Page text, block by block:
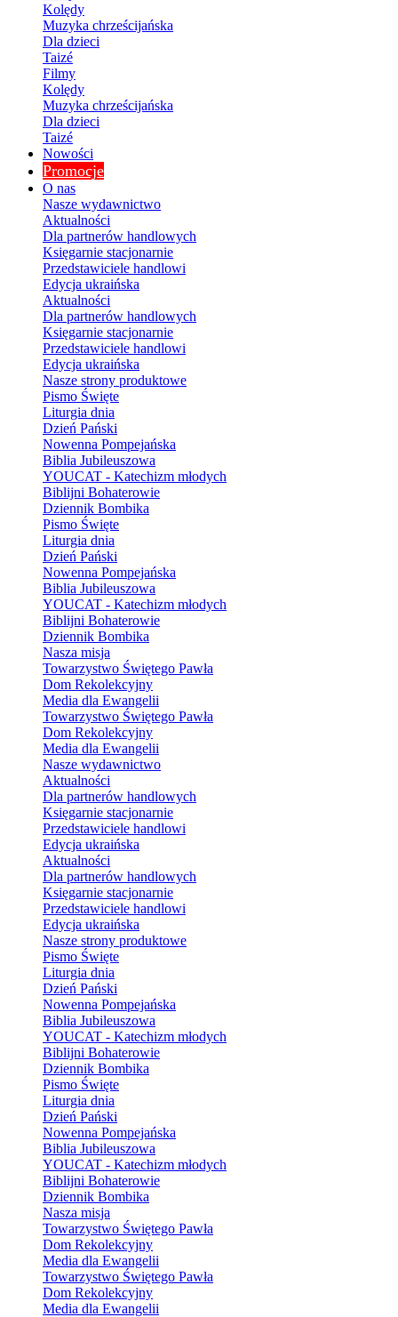
Kolędy
Muzyka chrześcijańska
Dla dzieci
Taizé
Filmy
Kolędy
Muzyka chrześcijańska
Dla dzieci
Taizé
Nowości
Promocje
O nas
Nasze wydawnictwo
Aktualności
Dla partnerów handlowych
Księgarnie stacjonarnie
Przedstawiciele handlowi
Edycja ukraińska
Aktualności
Dla partnerów handlowych
Księgarnie stacjonarnie
Przedstawiciele handlowi
Edycja ukraińska
Nasze strony produktowe
Pismo Święte
Liturgia dnia
Dzień Pański
Nowenna Pompejańska
Biblia Jubileuszowa
YOUCAT - Katechizm młodych
Biblijni Bohaterowie
Dziennik Bombika
Pismo Święte
Liturgia dnia
Dzień Pański
Nowenna Pompejańska
Biblia Jubileuszowa
YOUCAT - Katechizm młodych
Biblijni Bohaterowie
Dziennik Bombika
Nasza misja
Towarzystwo Świętego Pawła
Dom Rekolekcyjny
Media dla Ewangelii
Towarzystwo Świętego Pawła
Dom Rekolekcyjny
Media dla Ewangelii
Nasze wydawnictwo
Aktualności
Dla partnerów handlowych
Księgarnie stacjonarnie
Przedstawiciele handlowi
Edycja ukraińska
Aktualności
Dla partnerów handlowych
Księgarnie stacjonarnie
Przedstawiciele handlowi
Edycja ukraińska
Nasze strony produktowe
Pismo Święte
Liturgia dnia
Dzień Pański
Nowenna Pompejańska
Biblia Jubileuszowa
YOUCAT - Katechizm młodych
Biblijni Bohaterowie
Dziennik Bombika
Pismo Święte
Liturgia dnia
Dzień Pański
Nowenna Pompejańska
Biblia Jubileuszowa
YOUCAT - Katechizm młodych
Biblijni Bohaterowie
Dziennik Bombika
Nasza misja
Towarzystwo Świętego Pawła
Dom Rekolekcyjny
Media dla Ewangelii
Towarzystwo Świętego Pawła
Dom Rekolekcyjny
Media dla Ewangelii